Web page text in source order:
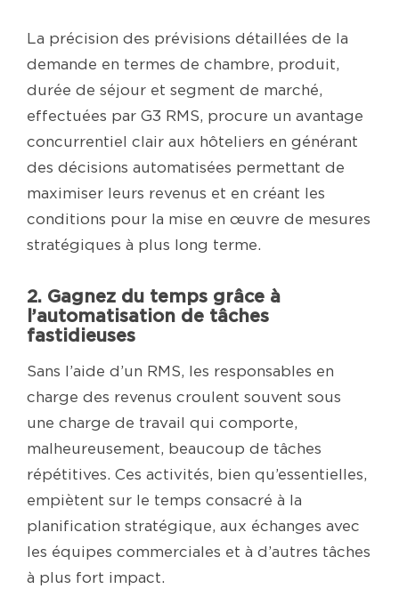
La précision des prévisions détaillées de la
demande en termes de chambre, produit,
durée de séjour et segment de marché,
effectuées par G3 RMS, procure un avantage
concurrentiel clair aux hôteliers en générant
des décisions automatisées permettant de
maximiser leurs revenus et en créant les
conditions pour la mise en œuvre de mesures
stratégiques à plus long terme.
2. Gagnez du temps grâce à
l’automatisation de tâches
fastidieuses
Sans l’aide d’un RMS, les responsables en
charge des revenus croulent souvent sous
une charge de travail qui comporte,
malheureusement, beaucoup de tâches
répétitives. Ces activités, bien qu’essentielles,
empiètent sur le temps consacré à la
planification stratégique, aux échanges avec
les équipes commerciales et à d’autres tâches
à plus fort impact.